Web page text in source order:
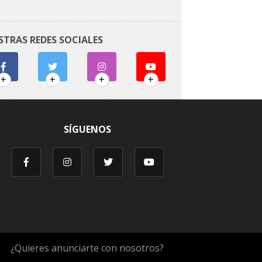
REDES SOCIALES
+ + + +
SÍGUENOS
¿Quieres anunciarte con nosotros?